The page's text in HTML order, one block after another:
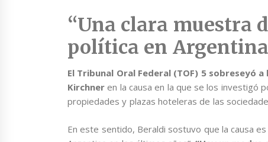
“Una clara muestra
política en
El Tribunal Oral Federal (TOF) 5 sobreseyó
Kirchner en la causa en la que se los investigó
propiedades y plazas hoteleras de las
En este sentido, Beraldi sostuvo que la causa